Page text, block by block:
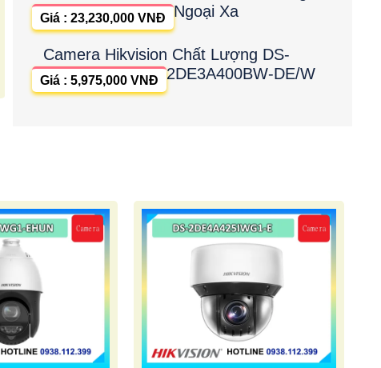
Ngoại Xa
Giá : 23,230,000 VNĐ
Camera Hikvision Chất Lượng DS-
2DE3A400BW-DE/W
Giá : 5,975,000 VNĐ